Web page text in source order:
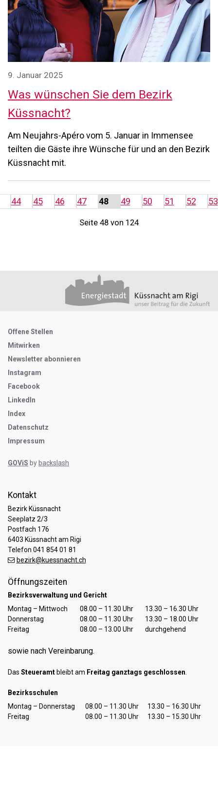
9. Januar 2025
Was wünschen Sie dem Bezirk
Küssnacht?
Am Neujahrs-Apéro vom 5. Januar in Immensee
teilten die Gäste ihre Wünsche für und an den Bezirk
Küssnacht mit.
44 45 46 47 48 49 50 51 52 53
Seite 48 von 124
Kontakt
Bezirk Küssnacht
Seeplatz 2/3
Postfach 176
6403 Küssnacht am Rigi
Telefon 041 854 01 81
bezirk@kuessnacht.ch
Öffnungszeiten
Bezirksverwaltung und Gericht
TagÖffnungszeiten Vormittag Öffnungszeiten Nachmittag
Montag – Mittwoch 08.00 – 11.30 Uhr
13.30 – 16.30 Uhr
Donnerstag
08.00 – 11.30 Uhr
13.30 – 18.00 Uhr
Freitag
08.00 – 13.00 Uhr durchgehend
sowie nach Vereinbarung.
Das Steueramt bleibt am Freitag ganztags geschlossen
Bezirksschulen
TagÖffnungszeiten Vormittag Öffnungszeiten Nachmittag
Montag – Donnerstag 08.00 – 11.30 Uhr
13.30 – 16.30 Uhr
Freitag
08.00 – 11.30 Uhr 13.30 – 15.30 Uhr
Metanavigation
Offene Stellen
Mitwirken
Newsletter abonnieren
Instagram
Facebook
LinkedIn
Index
Datenschutz
Impressum
GOViS by backslash